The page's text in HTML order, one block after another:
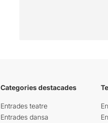
Categories destacades
Entrades teatre
Entrades dansa